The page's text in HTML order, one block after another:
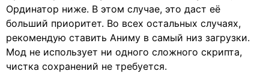
Ординатор ниже. В этом случае, это даст её
больший приоритет. Во всех остальных случаях,
рекомендую ставить Аниму в самый низ загрузки.
Мод не использует ни одного сложного скрипта,
чистка сохранений не требуется.